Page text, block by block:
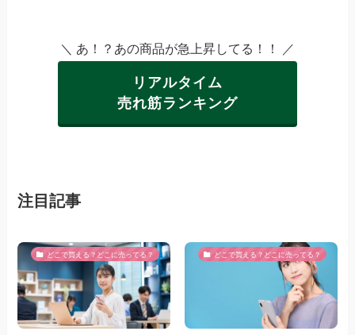
＼ あ！？あの商品が急上昇してる！！ ／
リアルタイム
売れ筋ランキング
注目記事
どこで買える？どこに売ってる？ どこで買える？どこに売ってる？